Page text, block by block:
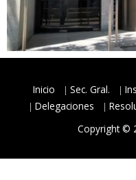
Inicio Sec. Gral.
Delegaciones
Copyright ©